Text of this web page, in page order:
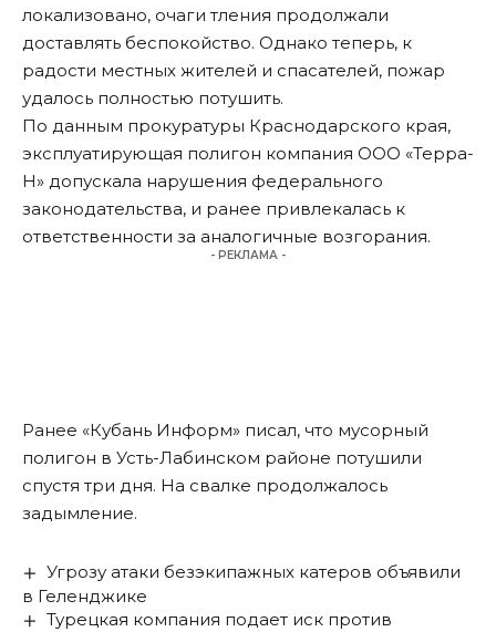
локализовано, очаги тления продолжали
доставлять беспокойство. Однако теперь, к
радости местных жителей и спасателей, пожар
удалось полностью потушить.
По данным прокуратуры Краснодарского края,
эксплуатирующая полигон компания ООО «Терра-
Н» допускала нарушения федерального
законодательства, и ранее привлекалась к
ответственности за аналогичные возгорания.
- РЕКЛАМА -
Ранее «Кубань Информ» писал, что мусорный
полигон в Усть-Лабинском районе потушили
спустя три дня. На свалке продолжалось
задымление.
Угрозу атаки безэкипажных катеров объявили
в Геленджике
Турецкая компания подает иск против